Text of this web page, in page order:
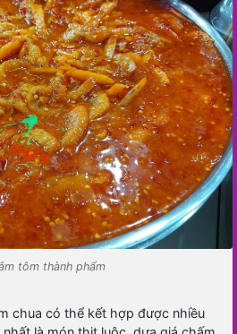
tôm thành phẩm
chua có thể kết hợp được nhiều